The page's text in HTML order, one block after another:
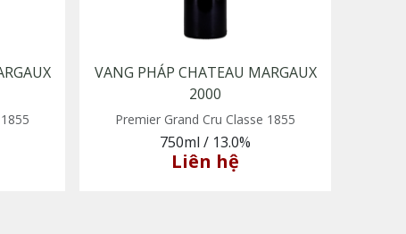
VANG PHÁP CHATEAU MARGAUX
2000
Premier Grand Cru Classe 1855
750ml / 13.0%
Liên hệ